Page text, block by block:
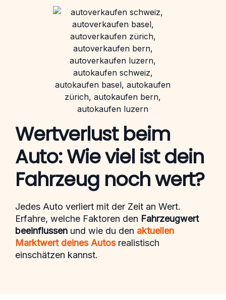
Wertverlust beim
Auto: Wie viel ist dein
Fahrzeug noch wert?
Jedes Auto verliert mit der Zeit an Wert.
Erfahre, welche Faktoren den Fahrzeugwert
beeinflussen und wie du den aktuellen
Marktwert deines Autosrealistisch
einschätzen kannst.